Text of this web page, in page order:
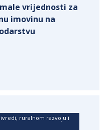
vrijednosti za
imovinu na
ruralnom razvoju i